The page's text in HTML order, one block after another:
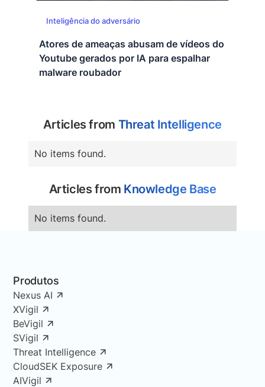
Inteligência do adversário
Atores de ameaças abusam de vídeos do
Youtube gerados por IA para espalhar
malware roubador
Articles from Threat Intelligence
No items found.
Articles from Knowledge Base
No items found.
Produtos
Nexus AI
XVigil
BeVigil
SVigil
Threat Intelligence
CloudSEK Exposure
AIVigil